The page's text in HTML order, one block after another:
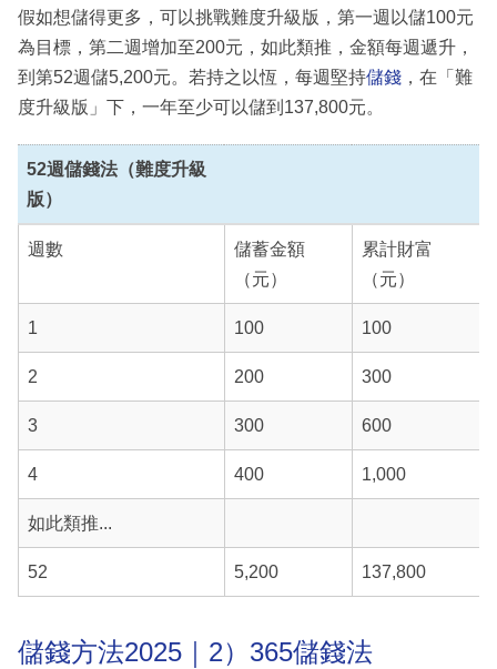
假如想儲得更多，可以挑戰難度升級版，第一週以儲100元
為目標，第二週增加至200元，如此類推，金額每週遞升，
到第52週儲5,200元。若持之以恆，每週堅持儲錢 ，在「難
度升級版」下，一年至少可以儲到137,800元。
52週儲錢法（難度升級
版）
週數
儲蓄金額
（元）
累計財富
（元）
1 100 100
2 200 300
3 300 600
4 400 1,000
如此類推...
52 5,200 137,800
儲錢方法2025｜2）365儲錢法